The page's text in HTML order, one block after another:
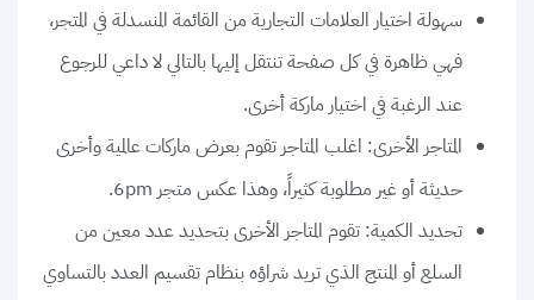
سهولة اختيار العلامات التجارية من القائمة المنسدلة في المتجر،
فهي ظاهرة في كل صفحة تنتقل إليها بالتالي لا داعي للرجوع
عند الرغبة في اختيار ماركة أخرى.
المتاجر الأخرى: اغلب المتاجر تقوم بعرض ماركات عالمية وأخرى
حديثة أو غير مطلوبة كثيراً، وهذا عكس متجر 6pm.
تحديد الكمية: تقوم المتاجر الأخرى بتحديد عدد معين من
السلع أو المنتج الذي تريد شراؤه بنظام تقسيم العدد بالتساوي